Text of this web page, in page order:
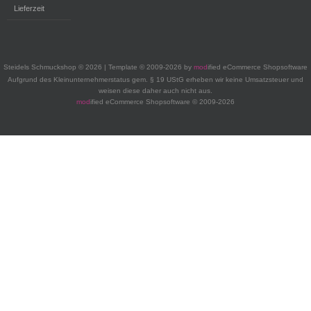
Lieferzeit
Steidels Schmuckshop © 2026 | Template © 2009-2026 by modified eCommerce Shopsoftware
Aufgrund des Kleinunternehmerstatus gem. § 19 UStG erheben wir keine Umsatzsteuer und
weisen diese daher auch nicht aus.
modified eCommerce Shopsoftware © 2009-2026